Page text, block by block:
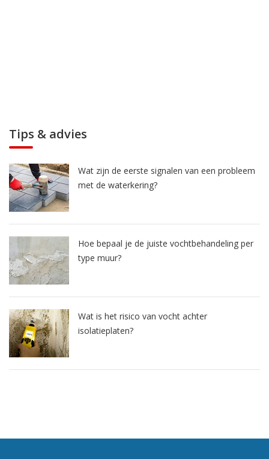
Tips & advies
Wat zijn de eerste signalen van een probleem
met de waterkering?
Hoe bepaal je de juiste vochtbehandeling per
type muur?
Wat is het risico van vocht achter
isolatieplaten?